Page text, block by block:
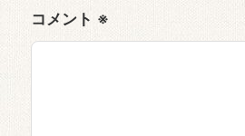
コメント ※